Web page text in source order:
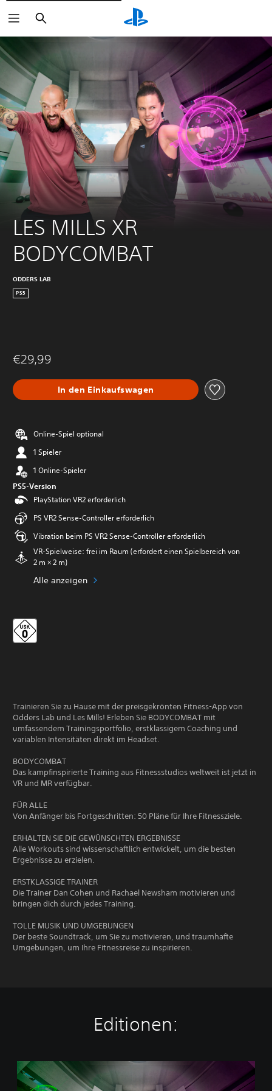
Suchen
LES MILLS XR
BODYCOMBAT
ODDERS LAB
PS5
€29,99
In den Einkaufswagen
Online-Spiel optional
1 Spieler
1 Online-Spieler
PS5-Version
PlayStation VR2 erforderlich
PS VR2 Sense-Controller erforderlich
Vibration beim PS VR2 Sense-Controller erforderlich
VR-Spielweise: frei im Raum (erfordert einen Spielbereich von
2 m × 2 m)
Alle anzeigen
Trainieren Sie zu Hause mit der preisgekrönten Fitness-App von
Odders Lab und Les Mills! Erleben Sie BODYCOMBAT mit
umfassendem Trainingsportfolio, erstklassigem Coaching und
variablen Intensitäten direkt im Headset.
BODYCOMBAT
Das kampfinspirierte Training aus Fitnessstudios weltweit ist jetzt in
VR und MR verfügbar.
FÜR ALLE
Von Anfänger bis Fortgeschritten: 50 Pläne für Ihre Fitnessziele.
ERHALTEN SIE DIE GEWÜNSCHTEN ERGEBNISSE
Alle Workouts sind wissenschaftlich entwickelt, um die besten
Ergebnisse zu erzielen.
ERSTKLASSIGE TRAINER
Die Trainer Dan Cohen und Rachael Newsham motivieren und
bringen dich durch jedes Training.
TOLLE MUSIK UND UMGEBUNGEN
Der beste Soundtrack, um Sie zu motivieren, und traumhafte
Umgebungen, um Ihre Fitnessreise zu inspirieren.
Editionen:
E